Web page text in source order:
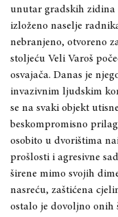
unutar gradskih zidina
izloženo naselje
nebranjeno, otvoreno
stoljeću Veli Varoš
osvajača. Danas je
invazivnim ljudskim
se na svaki objekt
beskompromisno
osobito u dvorištima
prošlosti i agresivne
širene mimo svojih
nasreću, zaštićena
ostalo je dovoljno onih